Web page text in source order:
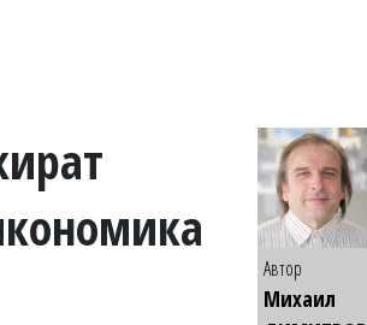
Автор
Михаил